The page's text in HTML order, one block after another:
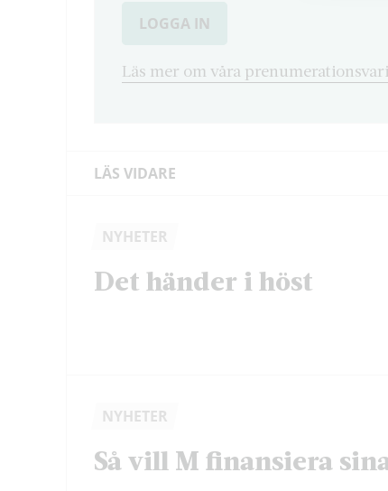
LOGGA IN
Läs mer om våra
LÄS VIDARE
NYHETER
Det händer i höst
NYHETER
Så vill M finansiera